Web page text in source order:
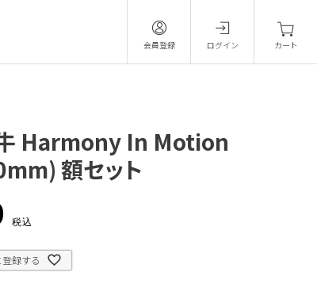
会員登録 ログイン カート
牛 Harmony In Motion
額セット
税込
録する